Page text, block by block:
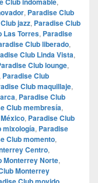
, Paradise Club
jazz, Paradise Club
Las Torres, Paradise
Club liberado,
Club Linda Vista,
Club lounge,
Paradise Club
Club maquillaje,
, Paradise Club
Club membresía,
, Paradise Club
mixología, Paradise
Club momento,
Centro,
Monterrey Norte,
Monterrey
,